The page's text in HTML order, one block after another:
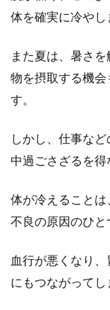
体を確実に冷やし
また夏は、暑さ
物を摂取する機
す。
しかし、仕事な
中過ごさざるを得
体が冷えること
不良の原因のひと
血行が悪くなり
にもつながってし